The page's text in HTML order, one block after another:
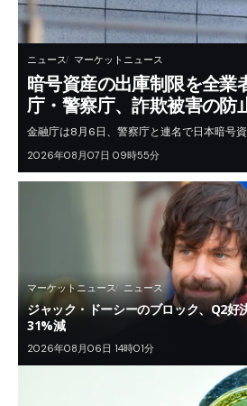
ニュース マーケットニュース
暗号資産の出庫制限を全
庁・警察庁、詐欺被害の防
金融庁は8月6日、警察庁と連名で日本暗号
2026年08月07日 09時55分
マーケットニュース ニュース
ジャック・ドーシーのブロック、Q2好
31%減
2026年08月06日 14時01分